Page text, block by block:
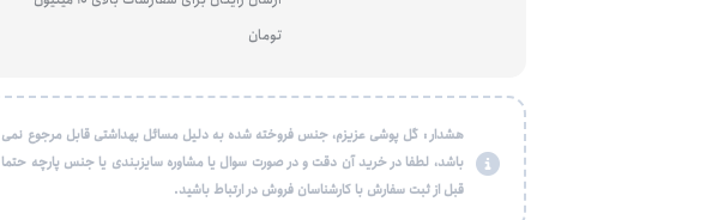
تومان
هشدار : گل پوشی عزیزم، جنس فروخته شده به دلیل مسائل بهداشتی قابل مرجوع نمی
باشد، لطفا در خرید آن دقت و در صورت سوال یا مشاوره سایزبندی یا جنس پارچه حتما
قبل از ثبت سفارش با کارشناسان فروش در ارتباط باشید.